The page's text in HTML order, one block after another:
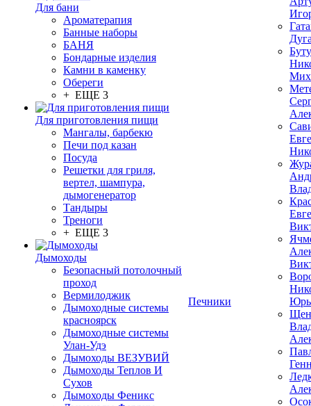
Для бани
Ароматерапия
Банные наборы
БАНЯ
Бондарные изделия
Камни в каменку
Обереги
+ ЕЩЕ 3
Для приготовления пищи
Мангалы, барбекю
Печи под казан
Посуда
Решетки для гриля,
вертел, шампура,
дымогенератор
Тандыры
Треноги
+ ЕЩЕ 3
Дымоходы
Безопасный потолочный
проход
Вермилоджик
Дымоходные системы
красноярск
Дымоходные системы
Улан-Удэ
Дымоходы ВЕЗУВИЙ
Дымоходы Теплов И
Сухов
Дымоходы Феникс
Печники